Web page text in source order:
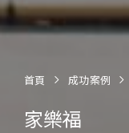
首頁 成功案例
家樂福